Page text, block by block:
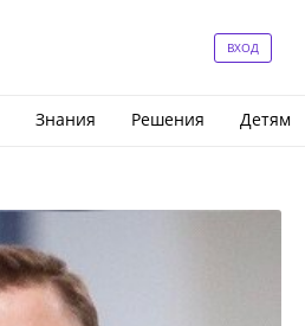
ВХОД
Знания Решения Детям